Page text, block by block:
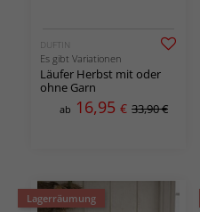
DUFTIN
Es gibt Variationen
Läufer Herbst mit oder
ohne Garn
ab 16,95 € 33,90 €
Lagerräumung